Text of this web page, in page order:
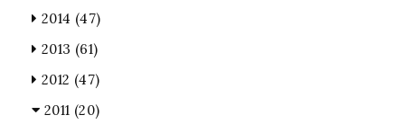
2014 (47)
2013 (61)
2012 (47)
2011 (20)